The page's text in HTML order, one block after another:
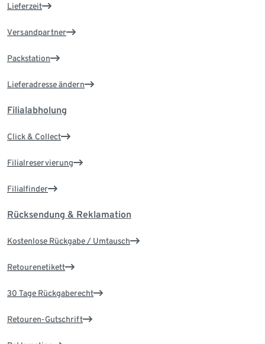
Lieferzeit
Versandpartner
Packstation
Lieferadresse ändern
Filialabholung
Click & Collect
Filialreservierung
Filialfinder
Rücksendung & Reklamation
Kostenlose Rückgabe / Umtausch
Retourenetikett
30 Tage Rückgaberecht
Retouren-Gutschrift